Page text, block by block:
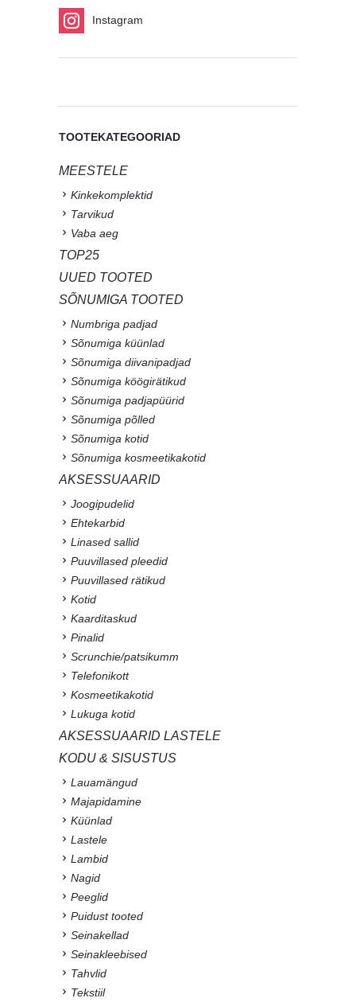
Instagram
TOOTEKATEGOORIAD
MEESTELE
Kinkekomplektid
Tarvikud
Vaba aeg
TOP25
UUED TOOTED
SÕNUMIGA TOOTED
Numbriga padjad
Sõnumiga küünlad
Sõnumiga diivanipadjad
Sõnumiga köögirätikud
Sõnumiga padjapüürid
Sõnumiga põlled
Sõnumiga kotid
Sõnumiga kosmeetikakotid
AKSESSUAARID
Joogipudelid
Ehtekarbid
Linased sallid
Puuvillased pleedid
Puuvillased rätikud
Kotid
Kaarditaskud
Pinalid
Scrunchie/patsikumm
Telefonikott
Kosmeetikakotid
Lukuga kotid
AKSESSUAARID LASTELE
KODU & SISUSTUS
Lauamängud
Majapidamine
Küünlad
Lastele
Lambid
Nagid
Peeglid
Puidust tooted
Seinakellad
Seinakleebised
Tahvlid
Tekstiil